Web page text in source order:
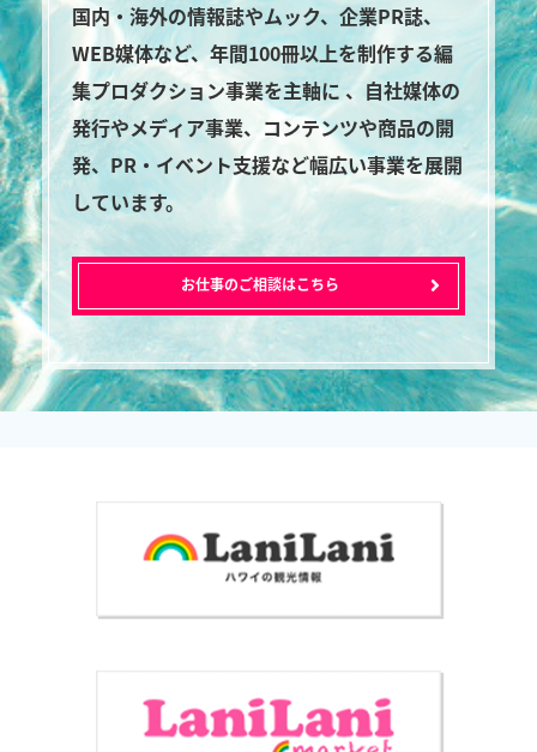
国内・海外の情報誌やムック、企業PR誌、
WEB媒体など、年間100冊以上を制作する編
集プロダクション事業を主軸に 、自社媒体の
発行やメディア事業、コンテンツや商品の開
発、PR・イベント支援など幅広い事業を展開
しています。
お仕事のご相談はこちら